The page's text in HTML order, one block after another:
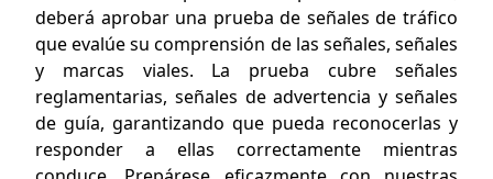
deberá aprobar una prueba de señales de tráfico
que evalúe su comprensión de las señales, señales
y marcas viales. La prueba cubre señales
reglamentarias, señales de advertencia y señales
de guía, garantizando que pueda reconocerlas y
responder a ellas correctamente mientras